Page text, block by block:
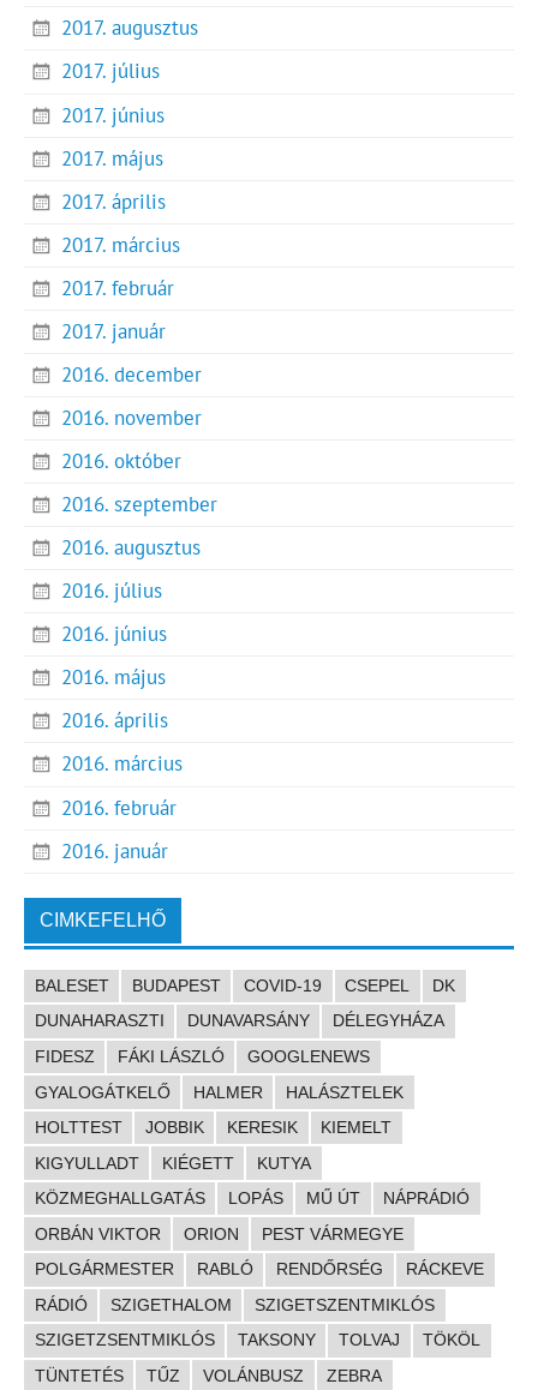
2017. augusztus
2017. július
2017. június
2017. május
2017. április
2017. március
2017. február
2017. január
2016. december
2016. november
2016. október
2016. szeptember
2016. augusztus
2016. július
2016. június
2016. május
2016. április
2016. március
2016. február
2016. január
CIMKEFELHŐ
BALESET BUDAPEST COVID-19 CSEPEL
DK
DUNAHARASZTI
DUNAVARSÁNY
DÉLEGYHÁZA
FIDESZ
FÁKI LÁSZLÓ
GOOGLENEWS
GYALOGÁTKELŐ
HALMER
HALÁSZTELEK
HOLTTEST
JOBBIK KERESIK
KIEMELT
KIGYULLADT
KIÉGETT
KUTYA
KÖZMEGHALLGATÁS
LOPÁS MŰ ÚT
NÁPRÁDIÓ
ORBÁN VIKTOR
ORION
PEST VÁRMEGYE
POLGÁRMESTER
RABLÓ RENDŐRSÉG
RÁCKEVE
RÁDIÓ
SZIGETHALOM
SZIGETSZENTMIKLÓS
SZIGETZSENTMIKLÓS
TAKSONY TOLVAJ
TÖKÖL
TÜNTETÉS
TŰZ VOLÁNBUSZ ZEBRA